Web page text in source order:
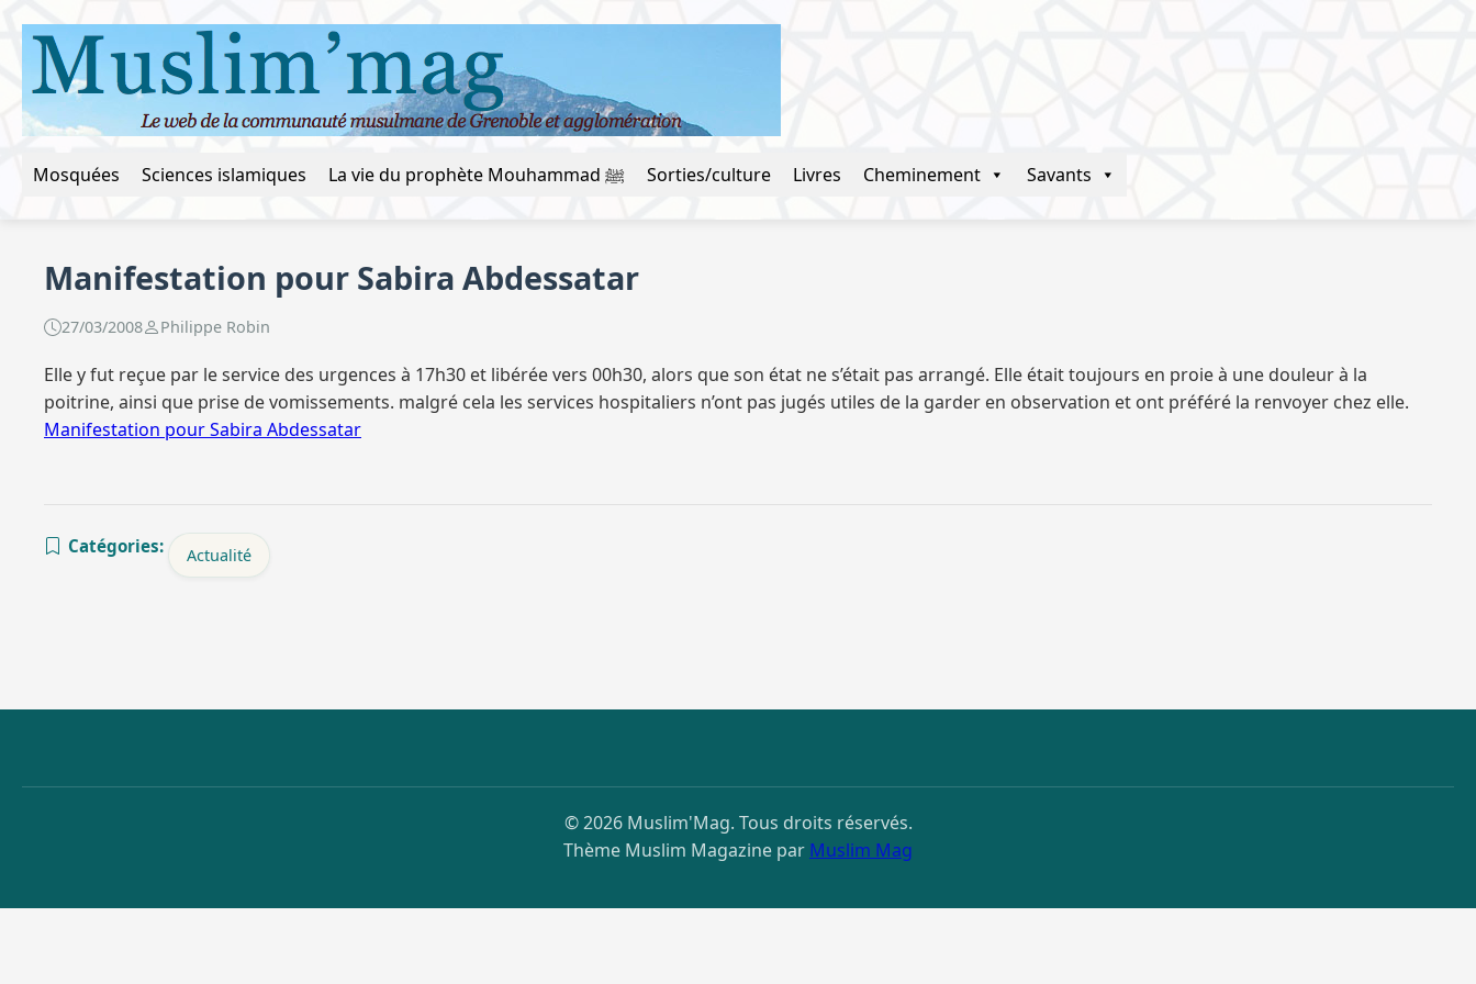
Mosquées Sciences islamiques La vie du prophète Mouhammad ﷺ Sorties/culture Livres Cheminement Savants
Manifestation pour Sabira Abdessatar
27/03/2008 Philippe Robin
Elle y fut reçue par le service des urgences à 17h30 et libérée vers 00h30, alors que son état ne s’était pas arrangé. Elle était toujours en proie à une douleur à la
poitrine, ainsi que prise de vomissements. malgré cela les services hospitaliers n’ont pas jugés utiles de la garder en observation et ont préféré la renvoyer chez elle.
Manifestation pour Sabira Abdessatar
Catégories: Actualité
© 2026 Muslim'Mag. Tous droits réservés.
Thème Muslim Magazine par Muslim Mag